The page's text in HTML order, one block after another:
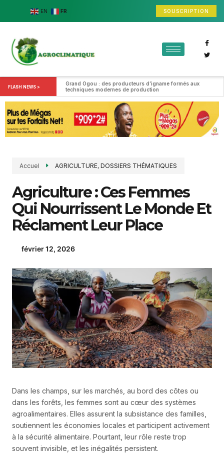
EN FR SOUSCRIPTION
FLASH NEWS >
Grand Ogou : des producteurs d’igname formés aux
techniques modernes de production
Accuel AGRICULTURE, DOSSIERS THÉMATIQUES
Agriculture : Ces Femmes
Qui Nourrissent Le Monde Et
Réclament Leur Place
février 12, 2026
Dans les champs, sur les marchés, au bord des côtes ou
dans les forêts, les femmes sont au cœur des systèmes
agroalimentaires. Elles assurent la subsistance des familles,
soutiennent les économies locales et participent activement
à la sécurité alimentaire. Pourtant, leur rôle reste trop
souvent invisible, et les inégalités persistent.